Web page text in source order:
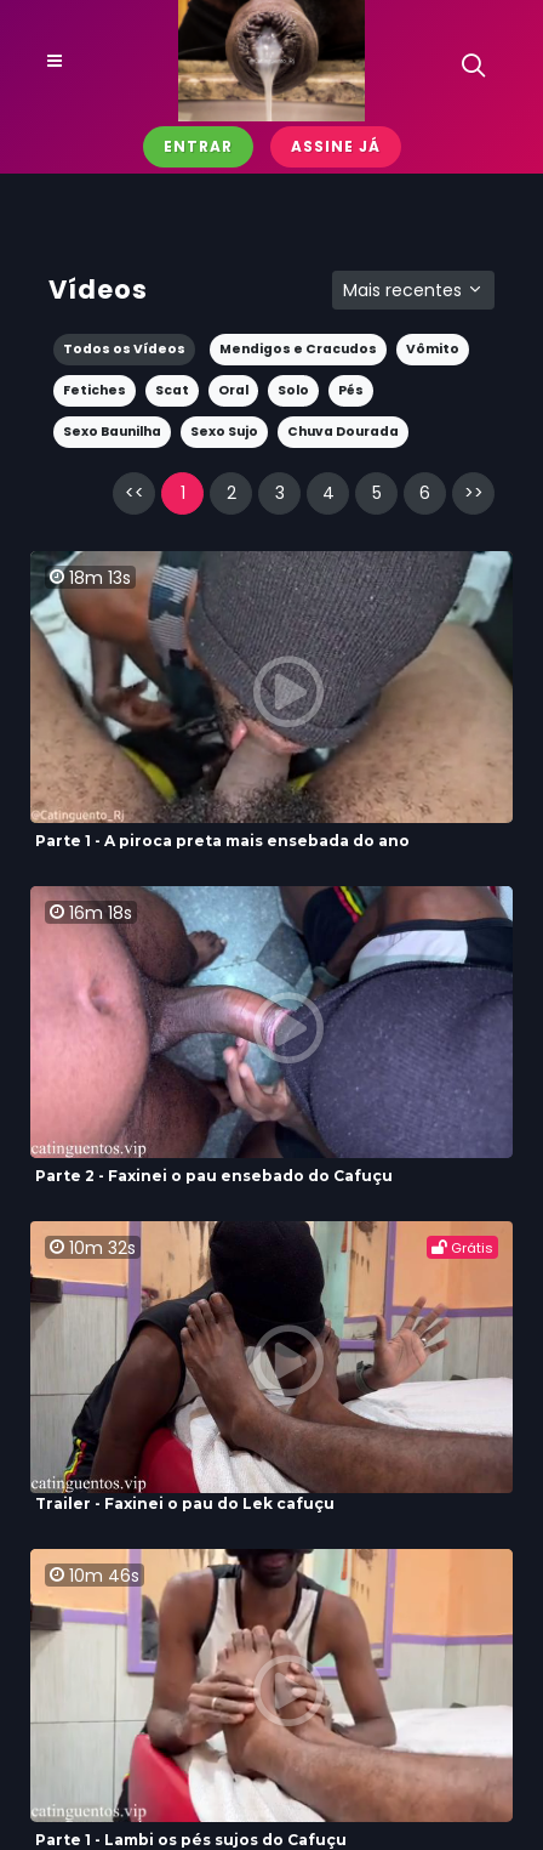
ENTRAR ASSINE JÁ
Vídeos Mais recentes
Todos os Vídeos Mendigos e Cracudos Vômito
Fetiches Scat Oral Solo Pés
Sexo Baunilha Sexo Sujo Chuva Dourada
<< 1 2 3 4 5 6 >>
18m 13s
Parte 1 - A piroca preta mais ensebada do ano
16m 18s
Parte 2 - Faxinei o pau ensebado do Cafuçu
10m 32s Grátis
Trailer - Faxinei o pau do Lek cafuçu
10m 46s
Parte 1 - Lambi os pés sujos do Cafuçu